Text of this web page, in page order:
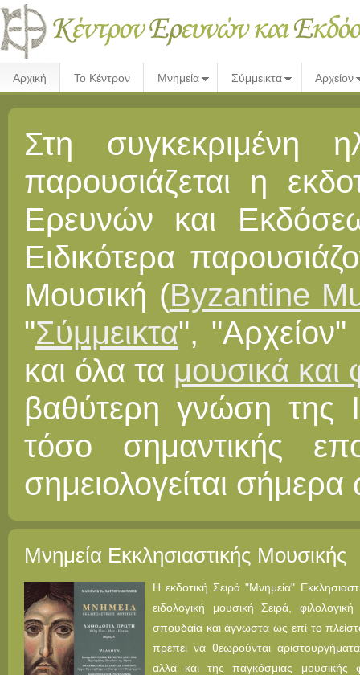
Αρχική Το Κέντρον Μνημεία Σύμμεικτα Αρχείον
Στη συγκεκριμένη
παρουσιάζεται η
Ερευνών και
Ειδικότερα
Μουσική (Byzantine
"Σύμμεικτα", "Αρχείον"
και όλα τα μουσικά και
βαθύτερη γνώση της
τόσο σημαντικής
σημειολογείται
Μνημεία Εκκλησιαστικής Μουσικής
Η εκδοτική Σειρά "Μνημεία"
ειδολογική μουσική Σειρά,
σπουδαία και άγνωστα ως επί το
πρέπει να θεωρούνται
αλλά και της παγκόσμιας μουσικής